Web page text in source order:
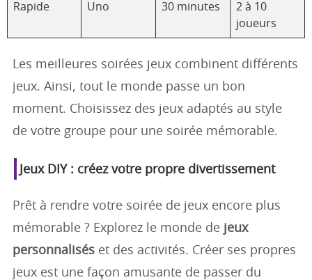
Rapide Uno 30 minutes
2 à 10
joueurs
Les meilleures soirées jeux combinent différents
jeux. Ainsi, tout le monde passe un bon
moment. Choisissez des jeux adaptés au style
de votre groupe pour une soirée mémorable.
Jeux DIY : créez votre propre divertissement
Prêt à rendre votre soirée de jeux encore plus
mémorable ? Explorez le monde de jeux
personnalisés et des activités. Créer ses propres
jeux est une façon amusante de passer du